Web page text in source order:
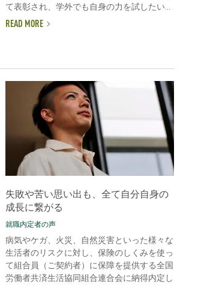
て表彰され、学外でも自身の力を試したい...
READ MORE
失敗や苦い思い出も、全て自分自身の
成長に繋がる
就職内定者の声
病気やケガ、火災、自然災害といった様々な
生活者のリスクに対し、保険のしくみを使っ
て組合員（ご契約者）に保障を提供する全国
労働者共済生活協同組合連合会に納得内定し